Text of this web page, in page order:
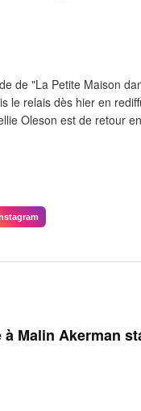
de "La Petite Maison
le relais dès hier en
Oleson est de retour
Malin Akerman